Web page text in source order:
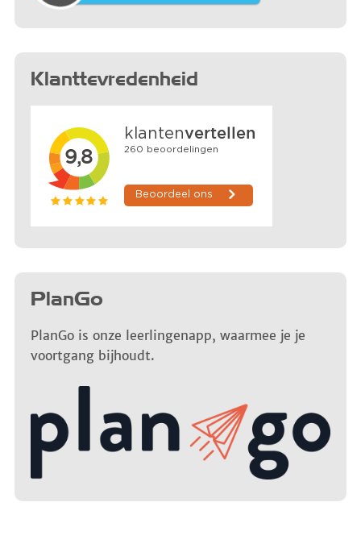
Klanttevredenheid
PlanGo
PlanGo is onze leerlingenapp, waarmee je je
voortgang bijhoudt.